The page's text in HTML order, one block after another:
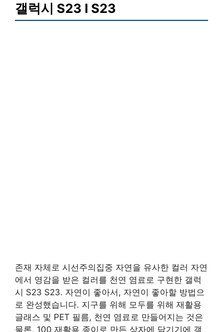
갤럭시 S23 I S23
존재 자체로 시선주의집중 자연을 유사한 컬러 자연
에서 영감을 받은 컬러를 천연 염료로 구현한 갤럭
시 S23 S23. 자연이 좋아서, 자연이 좋아할 방법으
로 완성했습니다. 지구를 위해 모두를 위해 재활용
글래스 및 PET 필름, 천연 염료로 만들어지는 것은
물론, 100 재활용 종이로 만든 상자에 담기기에 갤